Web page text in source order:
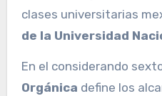
clases universitarias
de la Universidad
En el considerando
Orgánica define los